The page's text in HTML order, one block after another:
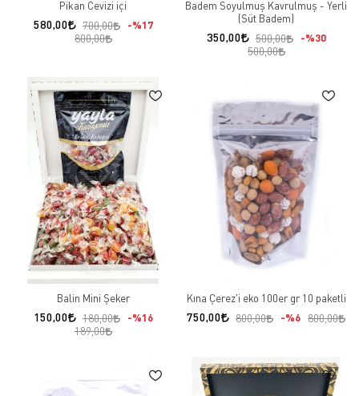
Pikan Cevizi içi
580,00 700,00
%17
800,00
Badem Soyulmuş Kavrulmuş - Yerli
(Süt Badem)
350,00 500,00
%30
500,00
Balin Mini Şeker
150,00 180,00
%16
189,00
Kına Çerez'i eko 100er gr 10 paketli
750,00 800,00 %6 800,00